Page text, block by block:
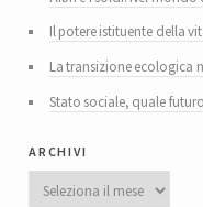
Il potere istituente della
La transizione ecologica
Stato sociale, quale
archivi
Archivi